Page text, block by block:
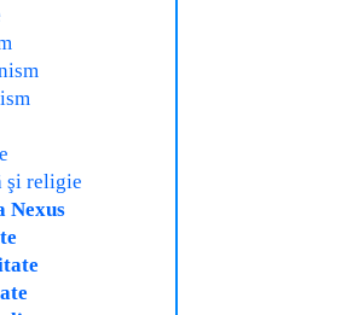
şi religie
Nexus